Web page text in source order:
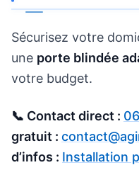
Sécurisez votre
une porte blindée
votre budget.
📞 Contact direct :
gratuit :
d’infos : Installation